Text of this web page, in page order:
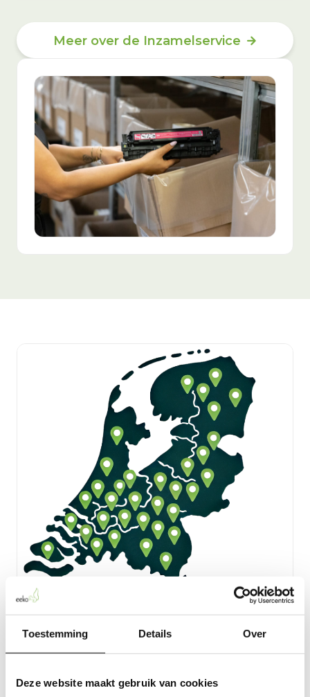
Toestemming Details Over
Deze website maakt gebruik van cookies
Meer over de Inzamelservice
Openbare Inzamelpunten